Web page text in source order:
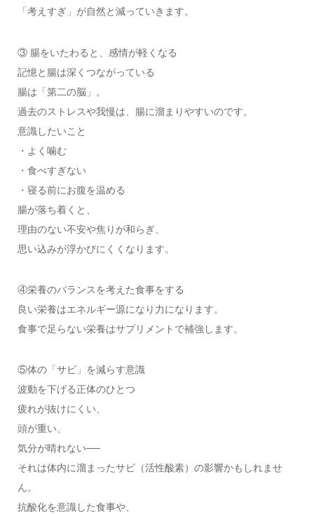
「考えすぎ」が自然と減っていきます。
③ 腸をいたわると、感情が軽くなる
記憶と腸は深くつながっている
腸は「第二の脳」。
過去のストレスや我慢は、腸に溜まりやすいのです。
意識したいこと
・よく噛む
・食べすぎない
・寝る前にお腹を温める
腸が落ち着くと、
理由のない不安や焦りが和らぎ、
思い込みが浮かびにくくなります。
④栄養のバランスを考えた食事をする
良い栄養はエネルギー源になり力になります。
食事で足らない栄養はサプリメントで補強します。
⑤体の「サビ」を減らす意識
波動を下げる正体のひとつ
疲れが抜けにくい、
頭が重い、
気分が晴れない──
それは体内に溜まったサビ（活性酸素）の影響かもしれませ
ん。
抗酸化を意識した食事や、